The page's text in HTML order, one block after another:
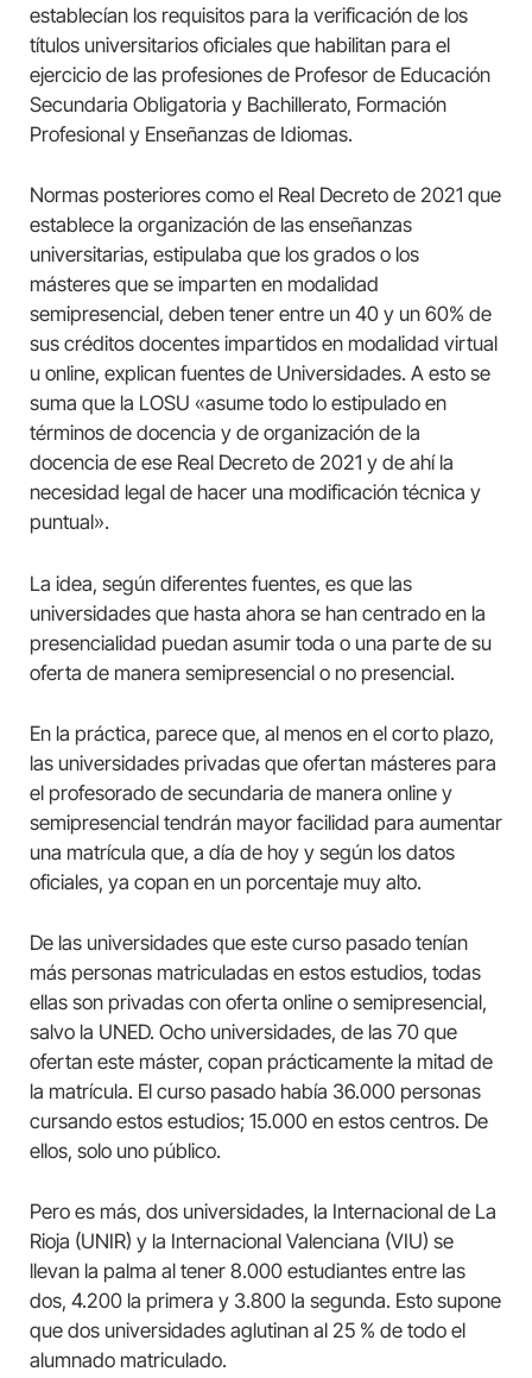
establecían los requisitos para la verificación de los
títulos universitarios oficiales que habilitan para el
ejercicio de las profesiones de Profesor de Educación
Secundaria Obligatoria y Bachillerato, Formación
Profesional y Enseñanzas de Idiomas.
Normas posteriores como el Real Decreto de 2021 que
establece la organización de las enseñanzas
universitarias, estipulaba que los grados o los
másteres que se imparten en modalidad
semipresencial, deben tener entre un 40 y un 60% de
sus créditos docentes impartidos en modalidad virtual
u online, explican fuentes de Universidades. A esto se
suma que la LOSU «asume todo lo estipulado en
términos de docencia y de organización de la
docencia de ese Real Decreto de 2021 y de ahí la
necesidad legal de hacer una modificación técnica y
puntual».
La idea, según diferentes fuentes, es que las
universidades que hasta ahora se han centrado en la
presencialidad puedan asumir toda o una parte de su
oferta de manera semipresencial o no presencial.
En la práctica, parece que, al menos en el corto plazo,
las universidades privadas que ofertan másteres para
el profesorado de secundaria de manera online y
semipresencial tendrán mayor facilidad para aumentar
una matrícula que, a día de hoy y según los datos
oficiales, ya copan en un porcentaje muy alto.
De las universidades que este curso pasado tenían
más personas matriculadas en estos estudios, todas
ellas son privadas con oferta online o semipresencial,
salvo la UNED. Ocho universidades, de las 70 que
ofertan este máster, copan prácticamente la mitad de
la matrícula. El curso pasado había 36.000 personas
cursando estos estudios; 15.000 en estos centros. De
ellos, solo uno público.
Pero es más, dos universidades, la Internacional de La
Rioja (UNIR) y la Internacional Valenciana (VIU) se
llevan la palma al tener 8.000 estudiantes entre las
dos, 4.200 la primera y 3.800 la segunda. Esto supone
que dos universidades aglutinan al 25 % de todo el
alumnado matriculado.